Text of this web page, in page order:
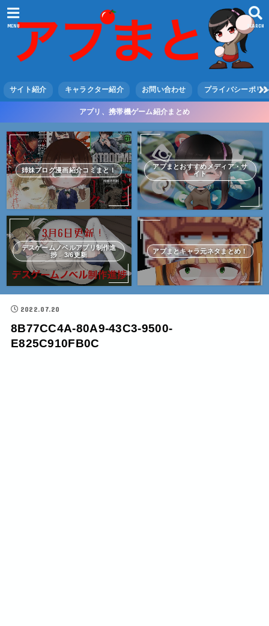
SEARCH
MENU
サイト紹介 キャラクター紹介 お問い合わせ プライバシーポリ
アプリ、携帯機ゲーム紹介まとめ
姉妹ブログ漫画紹介コミまと！
アプまとおすすめメディア・サ
イト
デスゲームノベルアプリ制作進
捗 3/6更新
アプまとキャラ元ネタまとめ！
2022.07.20
8B77CC4A-80A9-43C3-9500-
E825C910FB0C